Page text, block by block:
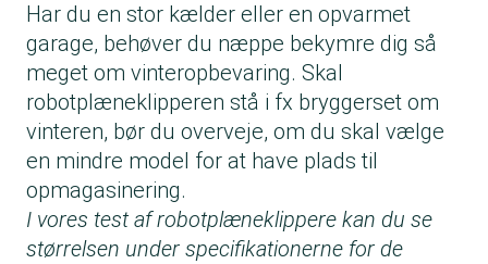
Har du en stor kælder eller en opvarmet
garage, behøver du næppe bekymre dig så
meget om vinteropbevaring. Skal
robotplæneklipperen stå i fx bryggerset om
vinteren, bør du overveje, om du skal vælge
en mindre model for at have plads til
opmagasinering.
I vores test af robotplæneklippere kan du se
størrelsen under specifikationerne for de